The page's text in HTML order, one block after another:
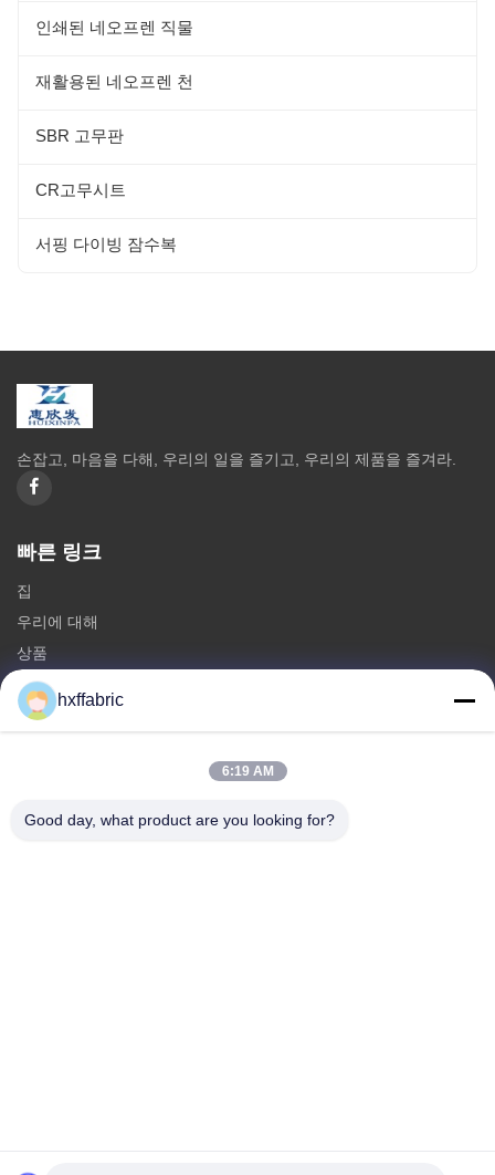
인쇄된 네오프렌 직물
재활용된 네오프렌 천
SBR 고무판
CR고무시트
서핑 다이빙 잠수복
손잡고, 마음을 다해, 우리의 일을 즐기고, 우리의 제품을 즐겨라.
빠른 링크
집
우리에 대해
상품
문의하기
SBR 네오프렌 직물
hxffabric
6:19 AM
Good day, what product are you looking for?